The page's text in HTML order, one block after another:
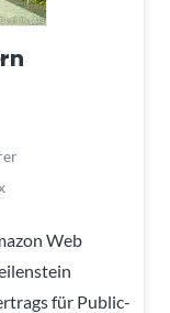
Web
für Public-